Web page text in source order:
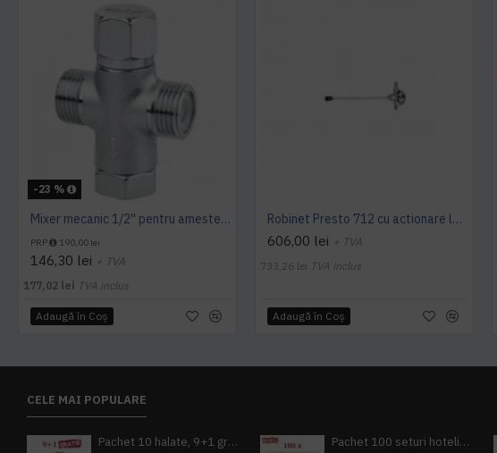
-23 %
Mixer mecanic 1/2'' pentru amestec apa calda - rece, Idral
PRP 190,00 lei
146,30 lei + TVA
177,02 lei TVA inclus
Adaugă în Coş
Robinet Presto 712 cu actionare la genunchi montabil pe perete, Presto
606,00 lei + TVA
733,26 lei TVA inclus
Adaugă în Coş
CELE MAI POPULARE
Pachet 10 halate, 9+1 gratuit Pachet 100 seturi hoteliere, set dentar, set barbierit, casca de dus, pila unghii, set cusut